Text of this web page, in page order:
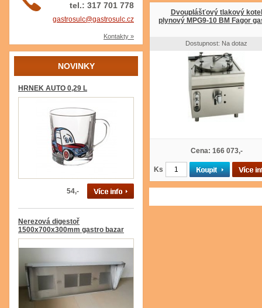
tel.: 317 701 778
gastrosulc@gastrosulc.cz
Kontakty »
NOVINKY
HRNEK AUTO 0,29 L
54,-
Nerezová digestoř
1500x700x300mm gastro bazar
Dvouplášťový tlakový kotel
plynový MPG9-10 BM Fagor
Dostupnost: Na dotaz
Cena: 166 073,-
Ks